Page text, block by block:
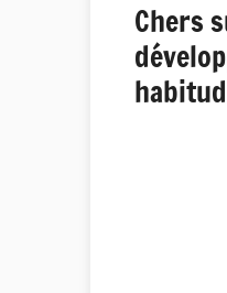
Chers